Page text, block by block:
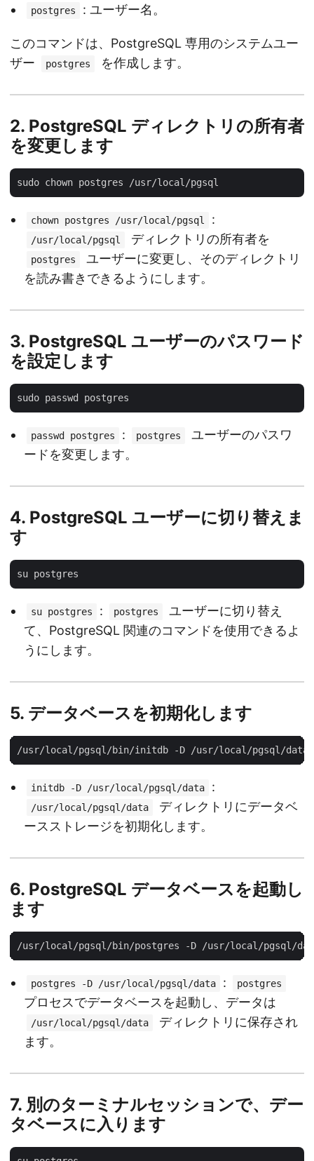
postgres : ユーザー名。
このコマンドは、PostgreSQL 専用のシステムユー
ザー
postgres を作成します。
2. PostgreSQL ディレクトリの所有者
を変更します
chown postgres /usr/local/pgsql :
/usr/local/pgsql ディレクトリの所有者を
postgres
ユーザーに変更し、そのディレクトリ
を読み書きできるようにします。
3. PostgreSQL ユーザーのパスワード
を設定します
passwd postgres : postgres
ユーザーのパスワ
ードを変更します。
4. PostgreSQL ユーザーに切り替えま
す
su postgres : postgres
ユーザーに切り替え
て、PostgreSQL 関連のコマンドを使用できるよ
うにします。
5. データベースを初期化します
initdb -D /usr/local/pgsql/data :
/usr/local/pgsql/data
ディレクトリにデータベ
ースストレージを初期化します。
6. PostgreSQL データベースを起動し
ます
postgres -D /usr/local/pgsql/data : postgres
プロセスでデータベースを起動し、データは
/usr/local/pgsql/data
ディレクトリに保存され
ます。
7. 別のターミナルセッションで、デー
タベースに入ります